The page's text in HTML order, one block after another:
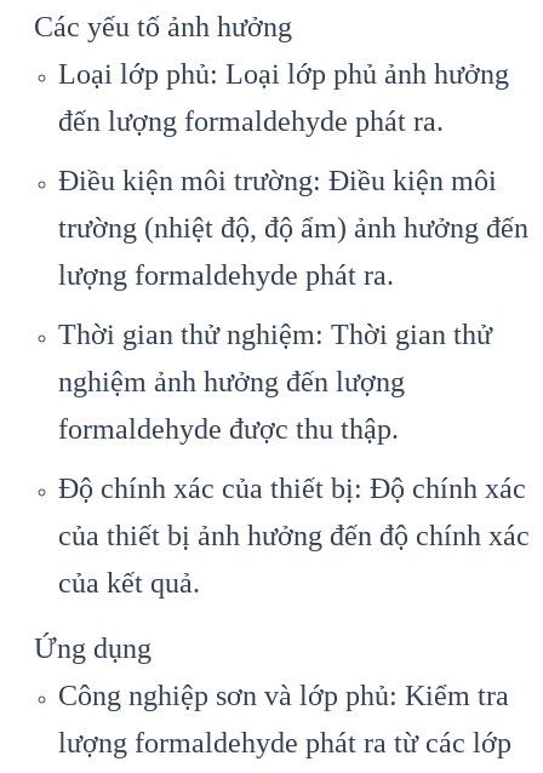
Các yếu tố ảnh hưởng
Loại lớp phủ: Loại lớp phủ ảnh hưởng
đến lượng formaldehyde phát ra.
Điều kiện môi trường: Điều kiện môi
trường (nhiệt độ, độ ẩm) ảnh hưởng đến
lượng formaldehyde phát ra.
Thời gian thử nghiệm: Thời gian thử
nghiệm ảnh hưởng đến lượng
formaldehyde được thu thập.
Độ chính xác của thiết bị: Độ chính xác
của thiết bị ảnh hưởng đến độ chính xác
của kết quả.
Ứng dụng
Công nghiệp sơn và lớp phủ: Kiểm tra
lượng formaldehyde phát ra từ các lớp